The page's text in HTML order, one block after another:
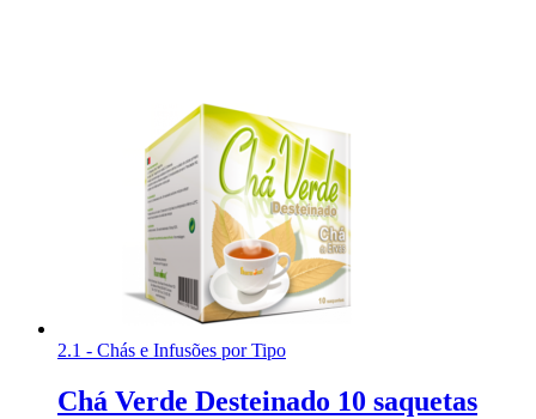
2.1 - Chás e Infusões por Tipo
Chá Verde Desteinado 10 saquetas